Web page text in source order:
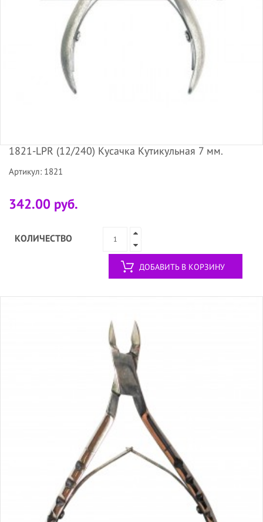
1821-LPR (12/240) Кусачка Кутикульная 7 мм.
Артикул: 1821
342.00 руб.
КОЛИЧЕСТВО
ДОБАВИТЬ В КОРЗИНУ